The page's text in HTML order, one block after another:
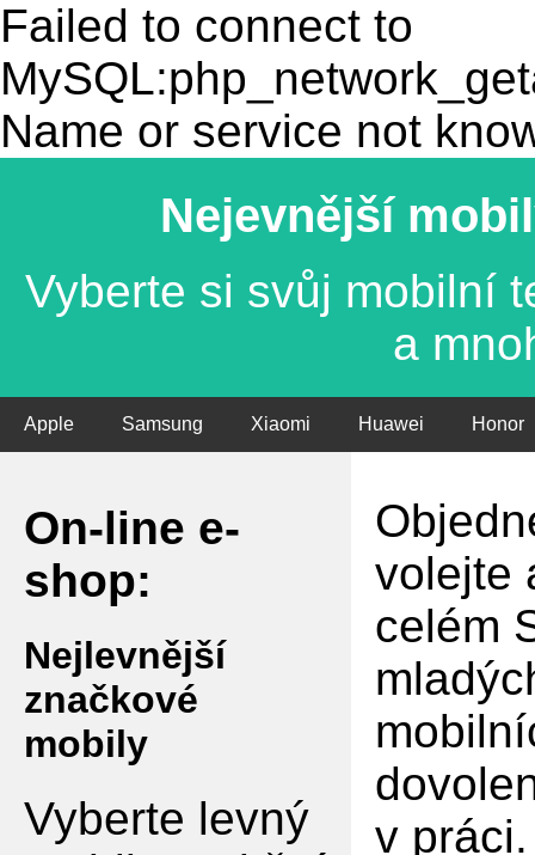
Failed to connect to
Name or service not
Nejevnější
Vyberte si svůj mobilní
a
Apple Samsung Xiaomi Huawei Honor
On-line e-
shop:
Nejlevnější
značkové
mobily
Vyberte levný
volejte
celém
v